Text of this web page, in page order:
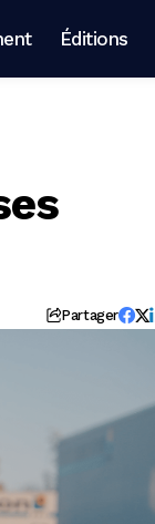
Éditions
Partager